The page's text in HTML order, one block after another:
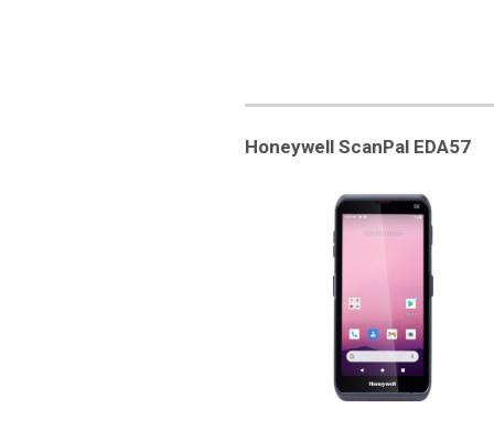
Honeywell ScanPal EDA57